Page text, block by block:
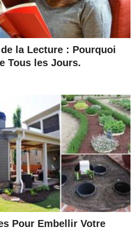
la Lecture : Pourquoi
Tous les Jours.
Pour Embellir Votre